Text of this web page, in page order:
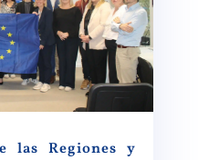
las Regiones y